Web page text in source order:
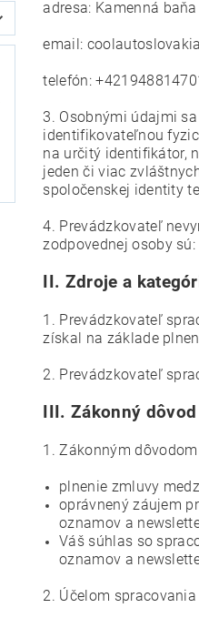
adresa: Kamenná
email:
telefón:
3. Osobnými údajmi
identifikovateľnou
na určitý identifikátor,
jeden či viac
spoločenskej identity
4. Prevádzkovateľ
zodpovednej osoby sú:
II. Zdroje a
1. Prevádzkovateľ
získal na základe
2. Prevádzkovateľ
III.Zákonný
1. Zákonným
plnenie zmluvy
oprávnený záujem
oznamov a
Váš súhlas so
oznamov a
2. Účelom